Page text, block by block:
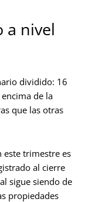
a nivel
dividido: 16
de la
que las otras
este trimestre es
al cierre
sigue siendo de
propiedades